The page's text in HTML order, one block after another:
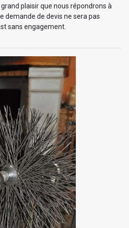
plaisir que nous répondrons à
demande de devis ne sera pas
sans engagement.